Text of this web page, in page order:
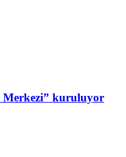
Merkezi” kuruluyor